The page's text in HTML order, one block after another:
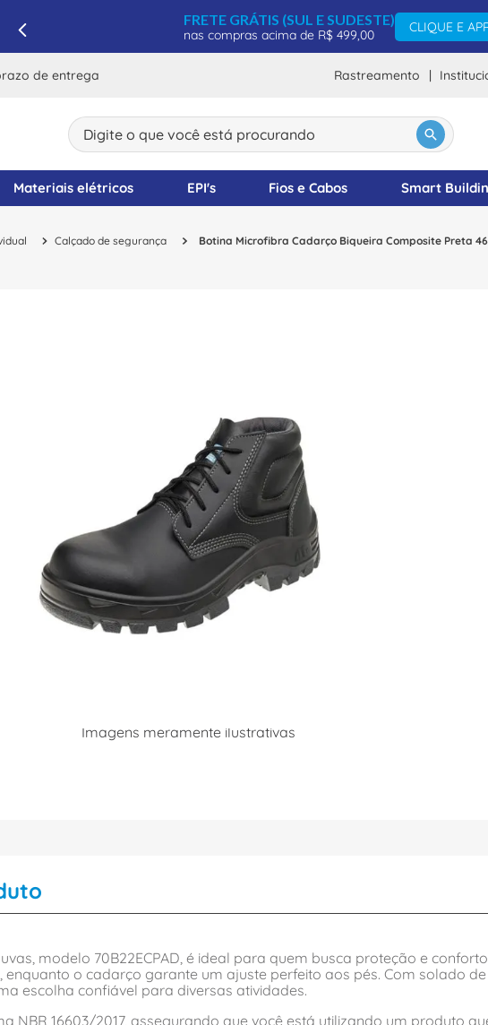
FRETE GRÁTIS (SUL E SUDESTE)
nas compras acima de R$ 499,00
CLIQUE E
de entrega Rastreamento
Digite o que você está procurando
Materiais elétricos EPI's Fios e Cabos Smart
Calçado de segurança Botina Microfibra Cadarço Biqueira Composite Preta
Imagens meramente ilustrativas
modelo 70B22ECPAD, é ideal para quem busca proteção e
enquanto o cadarço garante um ajuste perfeito aos pés. Com solado
escolha confiável para diversas atividades.
NBR 16603/2017, assegurando que você está utilizando um produto
1º disjuntor
º cabo flexivel
disjuntor motor